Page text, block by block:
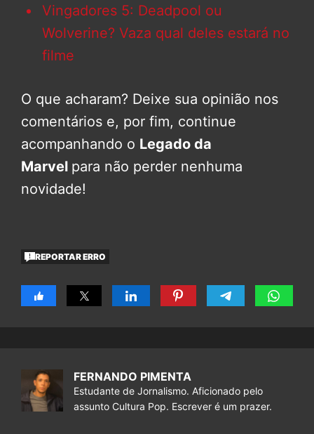
Vingadores 5: Deadpool ou
Wolverine? Vaza qual deles estará no
filme
O que acharam? Deixe sua opinião nos
comentários e, por fim, continue
acompanhando o Legado da
Marvel para não perder nenhuma
novidade!
REPORTAR ERRO
FERNANDO PIMENTA
Estudante de Jornalismo. Aficionado pelo
assunto Cultura Pop. Escrever é um prazer.